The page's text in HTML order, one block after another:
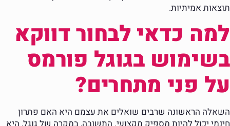
תוצאות אמיתיות.
למה כדאי לבחור דווקא
בשימוש בגוגל פורמס
על פני מתחרים?
השאלה הראשונה שרבים שואלים את עצמם היא האם פתרון